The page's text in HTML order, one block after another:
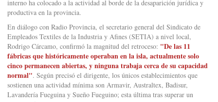
interno ha colocado a la actividad al borde de la desaparición jurídica y
productiva en la provincia.
En diálogo con Radio Provincia, el secretario general del Sindicato de
Empleados Textiles de la Industria y Afines (SETIA) a nivel local,
Rodrigo Cárcamo, confirmó la magnitud del retroceso: "De las 11
fábricas que históricamente operaban en la isla, actualmente solo
cinco permanecen abiertas, y ninguna trabaja cerca de su capacidad
normal". Según precisó el dirigente, los únicos establecimientos que
sostienen una actividad mínima son Armavir, Australtex, Badisur,
Lavandería Fueguina y Sueño Fueguino; esta última tras superar un